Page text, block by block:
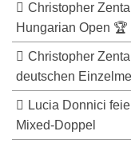
Christopher
Hungarian Open 🏆
Christopher
deutschen
Lucia Donnici
Mixed-Doppel